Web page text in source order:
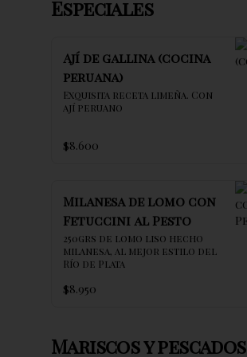
Especiales
Ají de gallina (cocina
peruana)
Exquisita receta limeña. Con
ají peruano
$8.600
Milanesa de lomo con
Fetuccini al Pesto
250grs de lomo liso hecho
milanesa, al mejor estilo del
Río de Plata
$8.950
Mariscos y pescados